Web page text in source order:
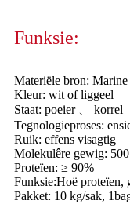
Funksie:
Materiële bron:
Kleur: wit of liggeel
Staat: poeier 、 korrel
Tegnologieproses:
Ruik: effens visagtig
Molekulêre gewig:
Proteïen: ≥ 90%
Funksie:Hoë proteïen,
Pakket: 10 kg/sak,